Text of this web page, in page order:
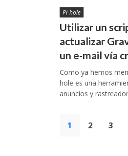
Pi-hole
Utilizar un
actualizar
un e-mail vía
Como ya hemos
hole es una
anuncios y
Paginación
1 2 3